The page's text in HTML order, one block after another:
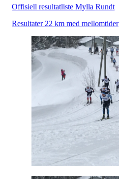
Offisiell resultatliste Mylla Rundt
Resultater 22 km med mellomtider